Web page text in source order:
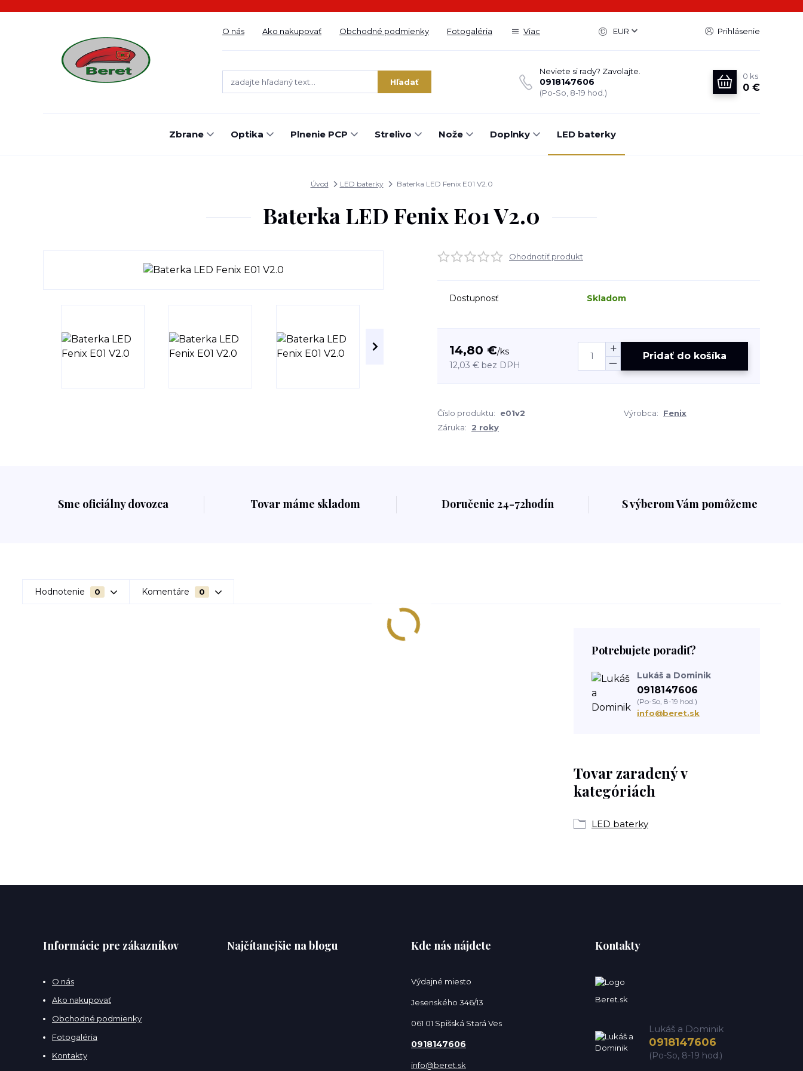
O nás Ako nakupovať Obchodné podmienky Fotogaléria Viac EUR Prihlásenie
Hľadať
Neviete si rady? Zavolajte.
0918147606
(Po-So, 8-19 hod.)
0 ks
0 €
Zbrane Optika Plnenie PCP Strelivo Nože Doplnky LED baterky
Úvod LED baterky Baterka LED Fenix E01 V2.0
Baterka LED Fenix E01 V2.0
Ohodnotiť produkt
Dostupnosť Skladom
14,80 €/ks
12,03 € bez DPH
Pridať do košíka
Číslo produktu: e01v2 Výrobca:
Fenix
Záruka:
2 roky
Sme oficiálny dovozca Tovar máme skladom Doručenie 24-72hodín S výberom Vám pomôžeme
Hodnotenie 0 Komentáre 0
Tovar zaradený v
kategóriách
LED baterky
Potrebujete poradiť?
Lukáš a Dominik
0918147606
(Po-So, 8-19 hod.)
info@beret.sk
Informácie pre zákazníkov
O nás
Ako nakupovať
Obchodné podmienky
Fotogaléria
Kontakty
Najčítanejšie na blogu Kde nás nájdete
Výdajné miesto
Jesenského 346/13
061 01 Spišská Stará Ves
0918147606
info@beret.sk
Kontakty
Beret.sk
Lukáš a Dominik
0918147606
(Po-So, 8-19 hod.)